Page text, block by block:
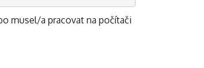
musel/a pracovat na počítači